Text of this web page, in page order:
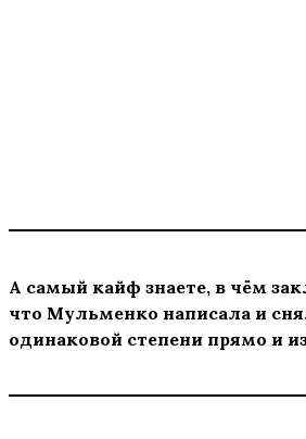
А самый кайф знаете, в чём
что Мульменко написала и
одинаковой степени прямо и